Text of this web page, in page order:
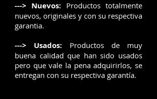
---> Nuevos: Productos totalmente
nuevos, originales y con su respectiva
garantia.
---> Usados: Productos de muy
buena calidad que han sido usados
pero que vale la pena adquirirlos, se
entregan con su respectiva garantía.